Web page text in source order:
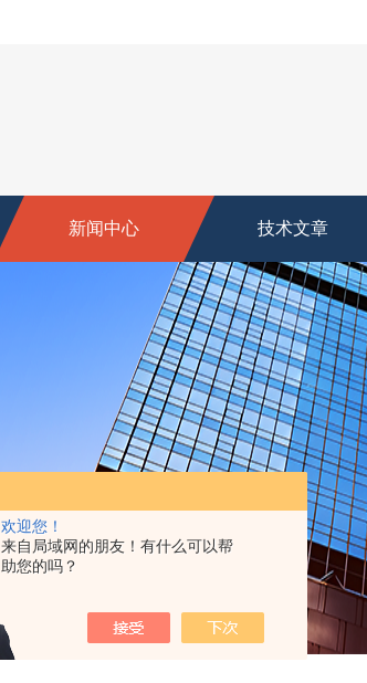
欢迎您！
来自局域网的朋友！有什么可以帮
助您的吗？
新闻中心 技术文章